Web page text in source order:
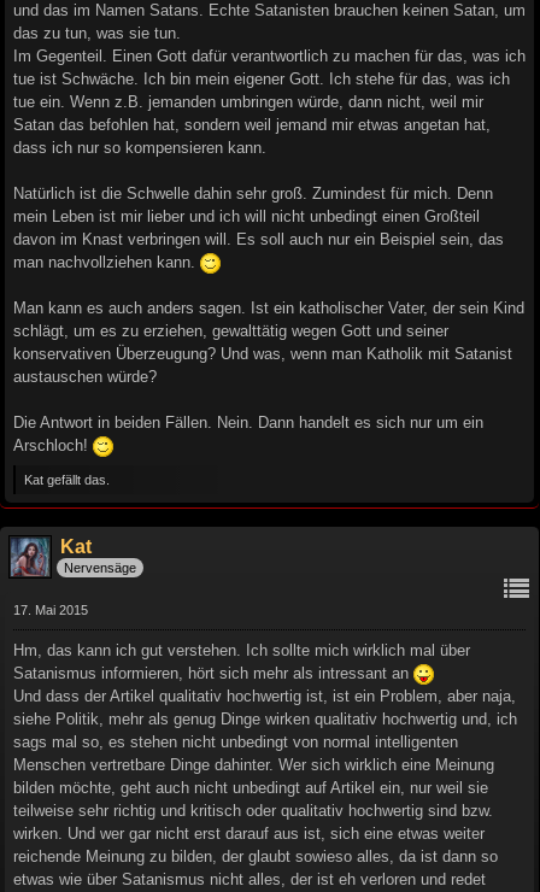
und das im Namen Satans. Echte Satanisten brauchen keinen Satan, um
das zu tun, was sie tun.
Im Gegenteil. Einen Gott dafür verantwortlich zu machen für das, was ich
tue ist Schwäche. Ich bin mein eigener Gott. Ich stehe für das, was ich
tue ein. Wenn z.B. jemanden umbringen würde, dann nicht, weil mir
Satan das befohlen hat, sondern weil jemand mir etwas angetan hat,
dass ich nur so kompensieren kann.
Natürlich ist die Schwelle dahin sehr groß. Zumindest für mich. Denn
mein Leben ist mir lieber und ich will nicht unbedingt einen Großteil
davon im Knast verbringen will. Es soll auch nur ein Beispiel sein, das
man nachvollziehen kann.
Man kann es auch anders sagen. Ist ein katholischer Vater, der sein Kind
schlägt, um es zu erziehen, gewalttätig wegen Gott und seiner
konservativen Überzeugung? Und was, wenn man Katholik mit Satanist
austauschen würde?
Die Antwort in beiden Fällen. Nein. Dann handelt es sich nur um ein
Arschloch!
Kat gefällt das.
Kat
Nervensäge
17. Mai 2015
Hm, das kann ich gut verstehen. Ich sollte mich wirklich mal über
Satanismus informieren, hört sich mehr als intressant an
Und dass der Artikel qualitativ hochwertig ist, ist ein Problem, aber naja,
siehe Politik, mehr als genug Dinge wirken qualitativ hochwertig und, ich
sags mal so, es stehen nicht unbedingt von normal intelligenten
Menschen vertretbare Dinge dahinter. Wer sich wirklich eine Meinung
bilden möchte, geht auch nicht unbedingt auf Artikel ein, nur weil sie
teilweise sehr richtig und kritisch oder qualitativ hochwertig sind bzw.
wirken. Und wer gar nicht erst darauf aus ist, sich eine etwas weiter
reichende Meinung zu bilden, der glaubt sowieso alles, da ist dann so
etwas wie über Satanismus nicht alles, der ist eh verloren und redet